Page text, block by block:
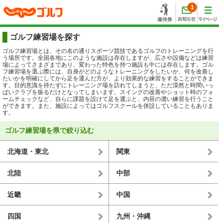
1
ゴルフ練習場を探す
ゴルフ練習場とは、その名の通りスポーツ競技であるゴルフのトレーニングを行
う場所です。全国各地にこのような施設は存在しますが、広さや設備などは練習
場によってさまざまであり、変わった特色を持つ施設も中には存在します。ゴル
フ練習場を選ぶ際には、自身がどのようなトレーニングをしたいか、何を改善し
たいかを明確にしてから足を運んだ方が、より効果的な練習をすることができま
す。目的意識を持たずにトレーニング場を訪れてしまうと、ただ漠然と時間いっ
ぱいクラブを振るだけとなってしまいます。スイングの改善やショット時のフォ
ームチェックなど、自らに課題を設けて足を運ぶと、内容の濃い練習を行うこと
ができます。また、施設によってはゴルフスクールを併設していることもありま
す。
ゴルフ練習場を県で絞り込む
北海道・東北 関東
北陸 中部
近畿 中国
四国 九州・沖縄